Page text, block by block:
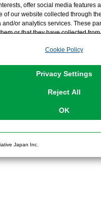
offer social media features
of our website collected through
or analytics services. These
or that they have collected
Necessary Cookies, please
settings at any time via
Cookie Policy
Privacy Settings
Reject All
OK
Japan Inc.